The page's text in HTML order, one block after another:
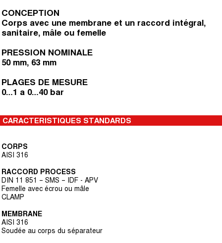
CONCEPTION
Corps avec une membrane et un raccord intégral,
sanitaire, mâle ou femelle
PRESSION NOMINALE
50 mm, 63 mm
PLAGES DE MESURE
0…1 a 0…40 bar
CARACTERISTIQUES STANDARDS
CORPS
AISI 316
RACCORD PROCESS
DIN 11 851 – SMS – IDF - APV
Femelle avec écrou ou mâle
CLAMP
MEMBRANE
AISI 316
Soudée au corps du séparateur